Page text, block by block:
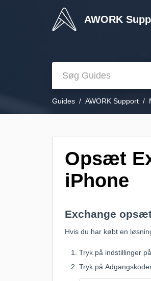
AWORK
Guides AWORK Support
Opsæt
iPhone
Exchange
Hvis du har købt en
Tryk på indstillinger
Tryk på